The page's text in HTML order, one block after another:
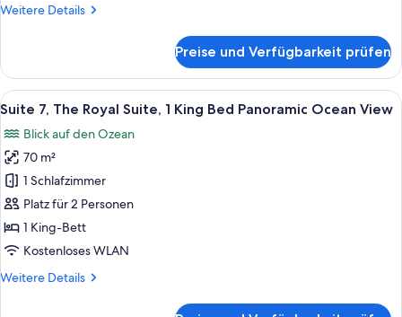
Weitere Details
Weitere
Penthouse,
1 King-
Bett,
Preise und Verfügbarkeit prüfen
Alle
Fotos
für
Suite
7,
The
Royal
Suite,
King
Ein Hotelzimmer mit einem großen
11
Suite 7, The Royal Suite, 1 King Bed Panoramic Ocean View
Blick auf den Ozean
70 m²
1 Schlafzimmer
Platz für 2 Personen
1 King-Bett
Kostenloses WLAN
Weitere Details
Weitere